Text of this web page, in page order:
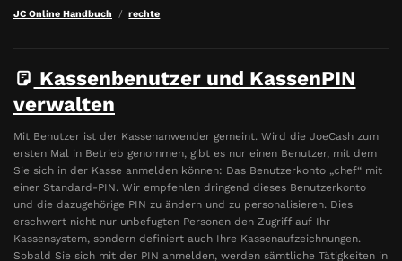
JC Online Handbuch rechte
Kassenbenutzer und KassenPIN
verwalten
Mit Benutzer ist der Kassenanwender gemeint. Wird die JoeCash zum
ersten Mal in Betrieb genommen, gibt es nur einen Benutzer, mit dem
Sie sich in der Kasse anmelden können: Das Benutzerkonto „chef“ mit
einer Standard-PIN. Wir empfehlen dringend dieses Benutzerkonto
und die dazugehörige PIN zu ändern und zu personalisieren. Dies
erschwert nicht nur unbefugten Personen den Zugriff auf Ihr
Kassensystem, sondern definiert auch Ihre Kassenaufzeichnungen.
Sobald Sie sich mit der PIN anmelden, werden sämtliche Tätigkeiten in